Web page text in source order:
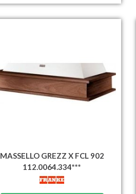
MASSELLO GREZZ X FCL 902
112.0064.334***